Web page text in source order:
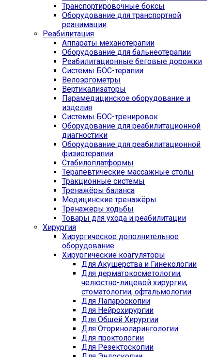
Транспортировочные боксы
Оборудование для транспортной
реанимации
Реабилитация
Аппараты механотерапии
Оборудование для бальнеотерапии
Реабилитационные беговые дорожки
Системы БОС-терапии
Велоэргометры
Вертикализаторы
Парамедицинское оборудование и
изделия
Системы БОС-тренировок
Оборудование для реабилитационной
диагностики
Оборудование для реабилитационной
физиотерапии
Стабилоплатформы
Терапевтические массажные столы
Тракционные системы
Тренажёры баланса
Медицинские тренажёры
Тренажёры ходьбы
Товары для ухода и реабилитации
Хирургия
Хирургическое дополнительное
оборудование
Хирургические коагуляторы
Для Акушерства и Гинекологии
Для дерматокосметологии,
челюстно-лицевой хирургии,
стоматологии, офтальмологии
Для Лапароскопии
Для Нейрохирургии
Для Общей Хирургии
Для Оториноларингологии
Для проктологии
Для Резектоскопии